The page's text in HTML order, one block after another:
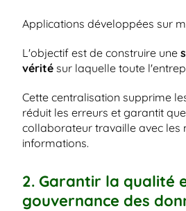
Applications développées sur
L'objectif est de construire une
vérité sur laquelle toute
Cette centralisation supprime
réduit les erreurs et garantit
collaborateur travaille avec les
informations.
2. Garantir la qualité
gouvernance des